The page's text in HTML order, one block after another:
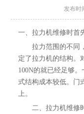
发布时
一、拉力机维修时首
拉力范围的不同，
定了拉力机的结构。
100N的就已经足够
式结构成本较低。门
上。
二、拉力机维修